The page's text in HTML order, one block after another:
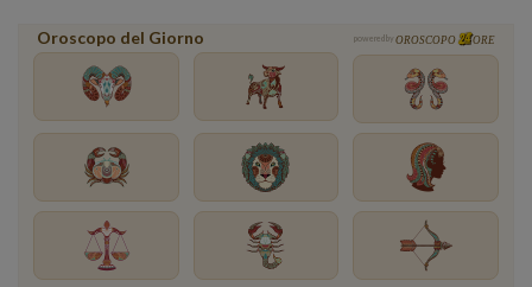
Oroscopo del Giorno powered by OROSCOPO ORE